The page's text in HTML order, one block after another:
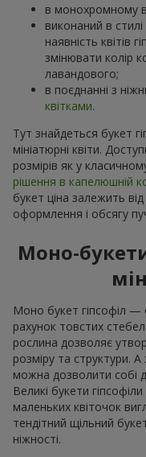
в монохромному
виконаний в
наявність квітів
змінювати колір
лавандового;
в поєднанні з
квітками.
Тут знайдеться букет
мініатюрні квіти.
розмірів як у
рішення в капелюшній
букет ціна залежить
оформлення і обсягу
Моно-
Моно букет гіпсофіл —
рахунок товстих
рослина дозволяє
розміру та структури. А
можна дозволити собі
Великі букети
маленьких квіточок
тендітний щільний
ніжності.